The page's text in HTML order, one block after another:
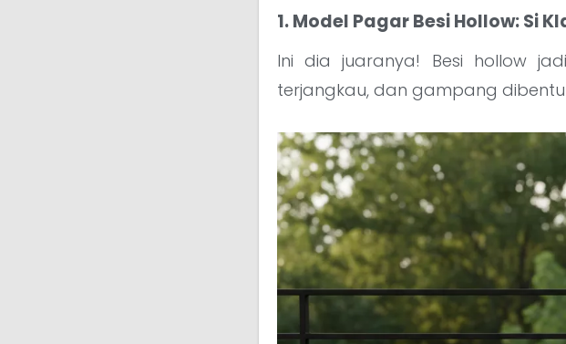
1. Model Pagar Besi Hollow: Si
Ini dia juaranya! Besi hollow
terjangkau, dan gampang